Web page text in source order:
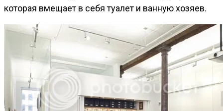
которая вмещает в себя туалет и ванную хозяев.